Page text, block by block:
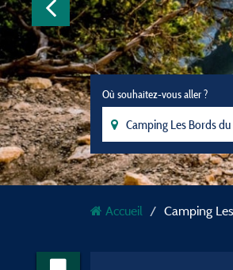
Où souhaitez-vous aller ?
Accueil Camping